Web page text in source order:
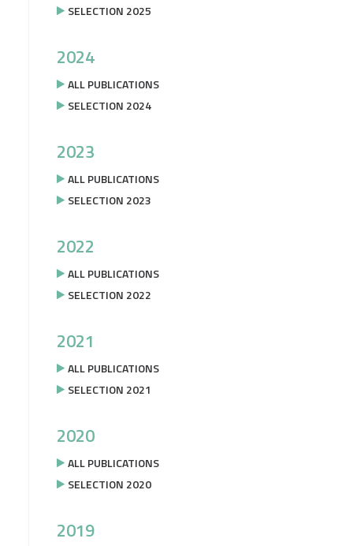
SELECTION 2025
2024
ALL PUBLICATIONS
SELECTION 2024
2023
ALL PUBLICATIONS
SELECTION 2023
2022
ALL PUBLICATIONS
SELECTION 2022
2021
ALL PUBLICATIONS
SELECTION 2021
2020
ALL PUBLICATIONS
SELECTION 2020
2019